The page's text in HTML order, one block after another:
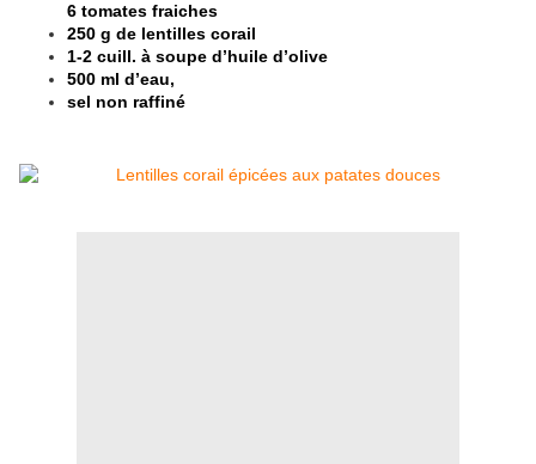
6 tomates fraiches
250 g de lentilles corail
1-2 cuill. à soupe d’huile d’olive
500 ml d’eau,
sel non raffiné